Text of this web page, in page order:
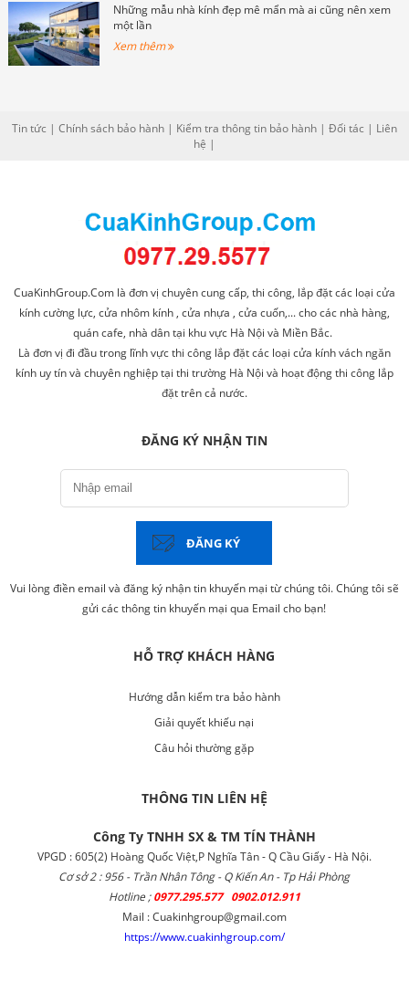
Những mẫu nhà kính đẹp mê mẩn mà ai cũng nên xem
một lần
Xem thêm
Tin tức | Chính sách bảo hành| Kiểm tra thông tin bảo hành| Đối tác | Liên
hệ |
CuaKinhGroup.Com là đơn vị chuyên cung cấp, thi công, lắp đặt các loại cửa
kính cường lực, cửa nhôm kính , cửa nhựa , cửa cuốn,... cho các nhà hàng,
quán cafe, nhà dân tại khu vực Hà Nội và Miền Bắc.
Là đơn vị đi đầu trong lĩnh vực thi công lắp đặt các loại cửa kính vách ngăn
kính uy tín và chuyên nghiệp tại thi trường Hà Nội và hoạt động thi công lắp
đặt trên cả nước.
ĐĂNG KÝ NHẬN TIN
ĐĂNG KÝ
Vui lòng điền email và đăng ký nhận tin khuyến mại từ chúng tôi. Chúng tôi sẽ
gửi các thông tin khuyến mại qua Email cho bạn!
HỖ TRỢ KHÁCH HÀNG
Hướng dẫn kiểm tra bảo hành
Giải quyết khiếu nại
Câu hỏi thường gặp
THÔNG TIN LIÊN HỆ
Công Ty TNHH SX & TM TÍN THÀNH
VPGD : 605(2) Hoàng Quốc Việt,P Nghĩa Tân - Q Cầu Giấy - Hà Nội.
Cơ sở 2 : 956 - Trần Nhân Tông - Q Kiến An - Tp Hải Phòng
Hotline ; 0977.295.577 0902.012.911
Mail : Cuakinhgroup@gmail.com
https://www.cuakinhgroup.com/